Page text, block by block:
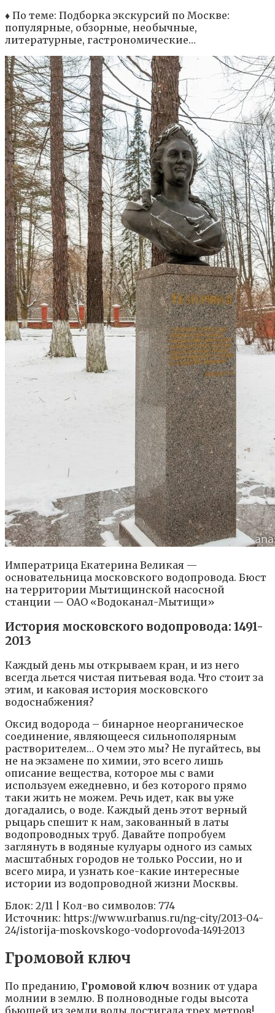
♦ По теме: Подборка экскурсий по Москве:
популярные, обзорные, необычные,
литературные, гастрономические…
Императрица Екатерина Великая —
основательница московского водопровода. Бюст
на территории Мытищинской насосной
станции — ОАО «Водоканал-Мытищи»
История московского водопровода: 1491-
2013
Каждый день мы открываем кран, и из него
всегда льется чистая питьевая вода. Что стоит за
этим, и каковая история московского
водоснабжения?
Оксид водорода – бинарное неорганическое
соединение, являющееся сильнополярным
растворителем… О чем это мы? Не пугайтесь, вы
не на экзамене по химии, это всего лишь
описание вещества, которое мы с вами
используем ежедневно, и без которого прямо
таки жить не можем. Речь идет, как вы уже
догадались, о воде. Каждый день этот верный
рыцарь спешит к нам, закованный в латы
водопроводных труб. Давайте попробуем
заглянуть в водяные кулуары одного из самых
масштабных городов не только России, но и
всего мира, и узнать кое-какие интересные
истории из водопроводной жизни Москвы.
Блок: 2/11 | Кол-во символов: 774
Источник: https://www.urbanus.ru/ng-city/2013-04-
24/istorija-moskovskogo-vodoprovoda-1491-2013
Громовой ключ
По преданию, Громовой ключ возник от удара
молнии в землю. В полноводные годы высота